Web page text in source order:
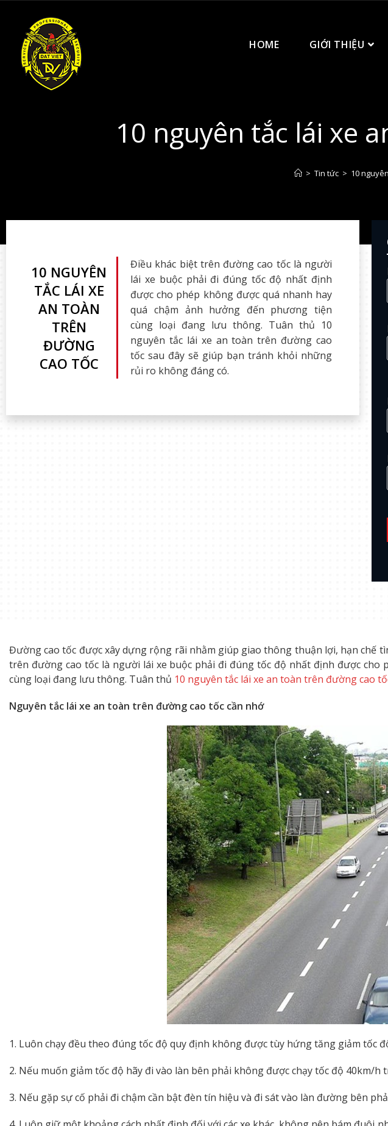
HOME GIỚI THIỆU
10 nguyên tắc lái xe
> Tin tức > 10
10 NGUYÊN
TẮC LÁI XE
AN TOÀN
TRÊN
ĐƯỜNG
CAO TỐC
Điều khác biệt trên đường cao tốc là người
lái xe buộc phải đi đúng tốc độ nhất định
được cho phép không được quá nhanh hay
quá chậm ảnh hưởng đến phương tiện
cùng loại đang lưu thông. Tuân thủ 10
nguyên tắc lái xe an toàn trên đường cao
tốc sau đây sẽ giúp bạn tránh khỏi những
rủi ro không đáng có.
Đường cao tốc được xây dựng rộng rãi nhằm giúp giao thông thuận lợi, hạn
trên đường cao tốc là người lái xe buộc phải đi đúng tốc độ nhất định được
cùng loại đang lưu thông. Tuân thủ 10 nguyên tắc lái xe an toàn trên đường cao
Nguyên tắc lái xe an toàn trên đường cao tốc cần nhớ
1. Luôn chạy đều theo đúng tốc độ quy định không được tùy hứng tăng giảm tốc
2. Nếu muốn giảm tốc độ hãy đi vào làn bên phải không được chạy tốc độ 40km/
3. Nếu gặp sự cố phải đi chậm cần bật đèn tín hiệu và đi sát vào làn đường bên